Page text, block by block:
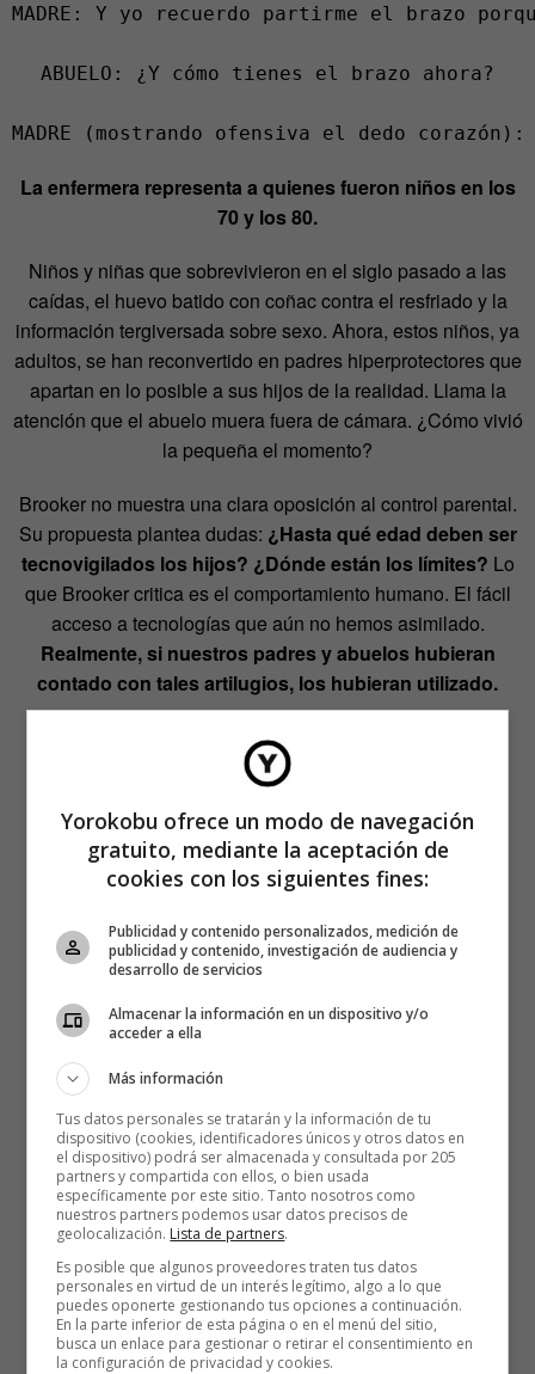
MADRE: Y yo recuerdo partirme el brazo
ABUELO: ¿Y cómo tienes el brazo ahora?
MADRE (mostrando ofensiva el dedo
La enfermera representa a quienes fueron niños en los
70 y los 80.
Niños y niñas que sobrevivieron en el siglo pasado a las
caídas, el huevo batido con coñac contra el resfriado y la
información tergiversada sobre sexo. Ahora, estos niños, ya
adultos, se han reconvertido en padres hiperprotectores que
apartan en lo posible a sus hijos de la realidad. Llama la
atención que el abuelo muera fuera de cámara. ¿Cómo vivió
la pequeña el momento?
Brooker no muestra una clara oposición al control parental.
Su propuesta plantea dudas: ¿Hasta qué edad deben ser
tecnovigilados los hijos? ¿Dónde están los límites? Lo
que Brooker critica es el comportamiento humano. El fácil
acceso a tecnologías que aún no hemos asimilado.
Realmente, si nuestros padres y abuelos hubieran
contado con tales artilugios, los hubieran utilizado.
Yorokobu ofrece un modo de navegación
gratuito, mediante la aceptación de
cookies con los siguientes fines:
Publicidad y contenido personalizados, medición de
publicidad y contenido, investigación de audiencia y
desarrollo de servicios
Almacenar la información en un dispositivo y/o
acceder a ella
Más información
Tus datos personales se tratarán y la información de tu
dispositivo (cookies, identificadores únicos y otros datos en
el dispositivo) podrá ser almacenada y consultada por 205
partners y compartida con ellos, o bien usada
específicamente por este sitio. Tanto nosotros como
nuestros partners podemos usar datos precisos de
geolocalización. Lista de partners.
Es posible que algunos proveedores traten tus datos
personales en virtud de un interés legítimo, algo a lo que
puedes oponerte gestionando tus opciones a continuación.
En la parte inferior de esta página o en el menú del sitio,
busca un enlace para gestionar o retirar el consentimiento en
la configuración de privacidad y cookies.